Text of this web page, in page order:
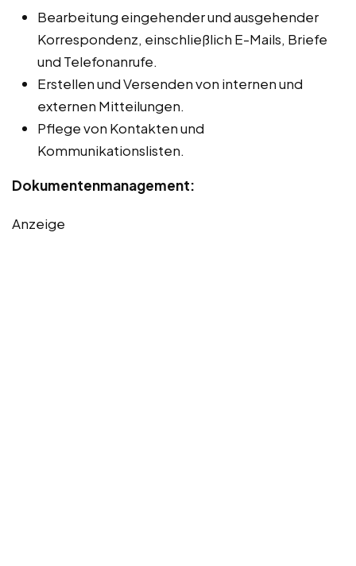
Bearbeitung eingehender und ausgehender
Korrespondenz, einschließlich E-Mails, Briefe
und Telefonanrufe.
Erstellen und Versenden von internen und
externen Mitteilungen.
Pflege von Kontakten und
Kommunikationslisten.
Dokumentenmanagement:
Anzeige